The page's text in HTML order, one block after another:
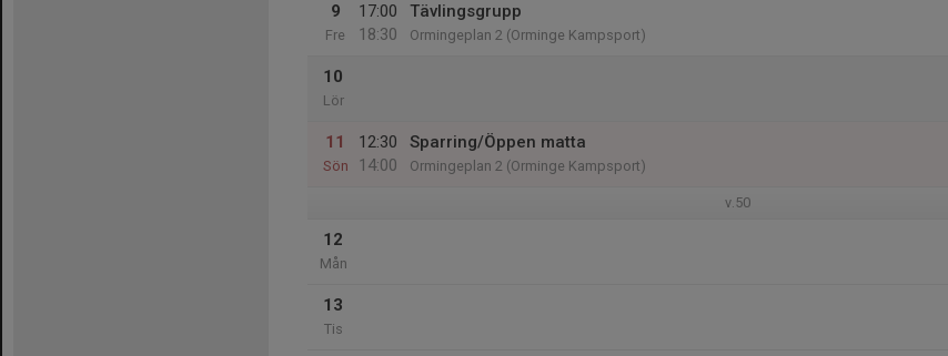
9
Fre
17:00
18:30
Tävlingsgrupp
Ormingeplan 2 (Orminge Kampsport)
10
Lör
11
Sön
12:30
14:00
Sparring/Öppen matta
Ormingeplan 2 (Orminge Kampsport)
v.50
12
Mån
13
Tis